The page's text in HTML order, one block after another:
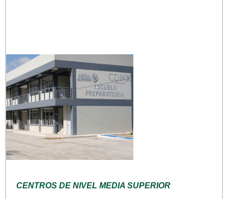
CENTROS DE NIVEL MEDIA SUPERIOR